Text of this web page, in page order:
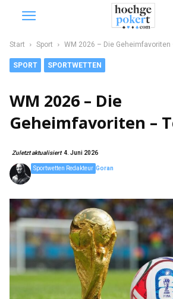
Start Sport WM 2026 – Die Geheimfavoriten
SPORT SPORTWETTEN
WM 2026 – Die
Geheimfavoriten –
Zuletzt aktualisiert4. Juni 2026
Goran
Sportwetten Redakteur